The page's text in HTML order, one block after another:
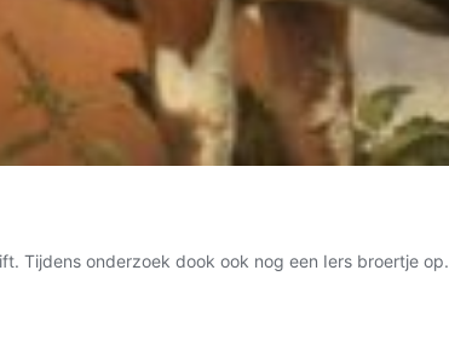
Tijdens onderzoek dook ook nog een Iers broertje op.